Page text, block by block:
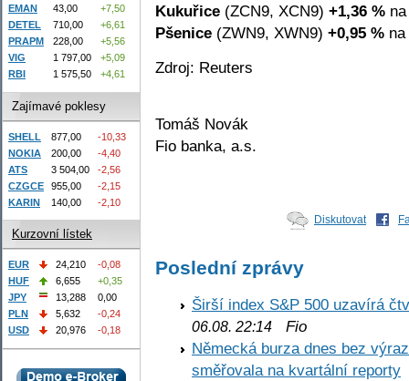
Kukuřice (ZCN9, XCN9) +1,36 %
Pšenice (ZWN9, XWN9) +0,95 %
Zdroj: Reuters
Tomáš Novák
Fio banka, a.s.
Diskutovat
Poslední zprávy
Širší index S&P 500 uzavírá
06.08. 22:14 Fio
Německá burza dnes bez
směřovala na kvartální reporty
EMAN 43,00
+7,50
DETEL
710,00
+6,61
PRAPM
228,00
+5,56
VIG
1 797,00
+5,09
RBI
1 575,50 +4,61
Zajímavé poklesy
SHELL 877,00
-10,33
NOKIA
200,00
-4,40
ATS
3 504,00
-2,56
CZGCE
955,00
-2,15
KARIN
140,00 -2,10
Kurzovní lístek
EUR 24,210
-0,08
HUF
6,655
+0,35
JPY
13,288
0,00
PLN
5,632
-0,24
USD
20,976 -0,18